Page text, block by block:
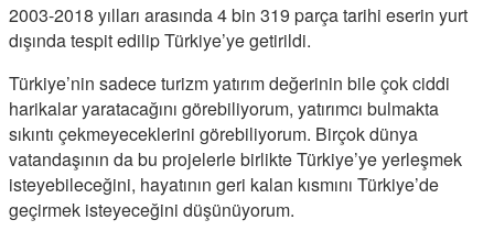
2003-2018 yılları arasında 4 bin 319 parça tarihi eserin yurt
dışında tespit edilip Türkiye’ye getirildi.
Türkiye’nin sadece turizm yatırım değerinin bile çok ciddi
harikalar yaratacağını görebiliyorum, yatırımcı bulmakta
sıkıntı çekmeyeceklerini görebiliyorum. Birçok dünya
vatandaşının da bu projelerle birlikte Türkiye’ye yerleşmek
isteyebileceğini, hayatının geri kalan kısmını Türkiye’de
geçirmek isteyeceğini düşünüyorum.